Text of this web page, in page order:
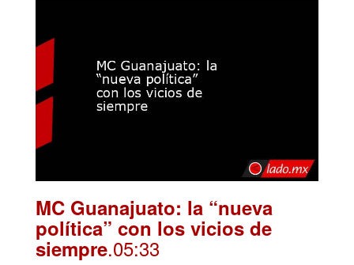
MC Guanajuato: la “nueva
política” con los vicios de
siempre.05:33